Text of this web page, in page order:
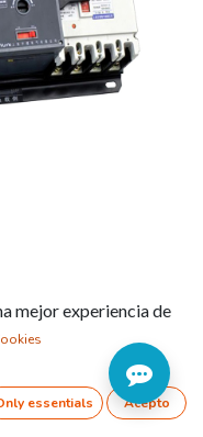
por
630A
mejor experiencia de
essentials Acepto